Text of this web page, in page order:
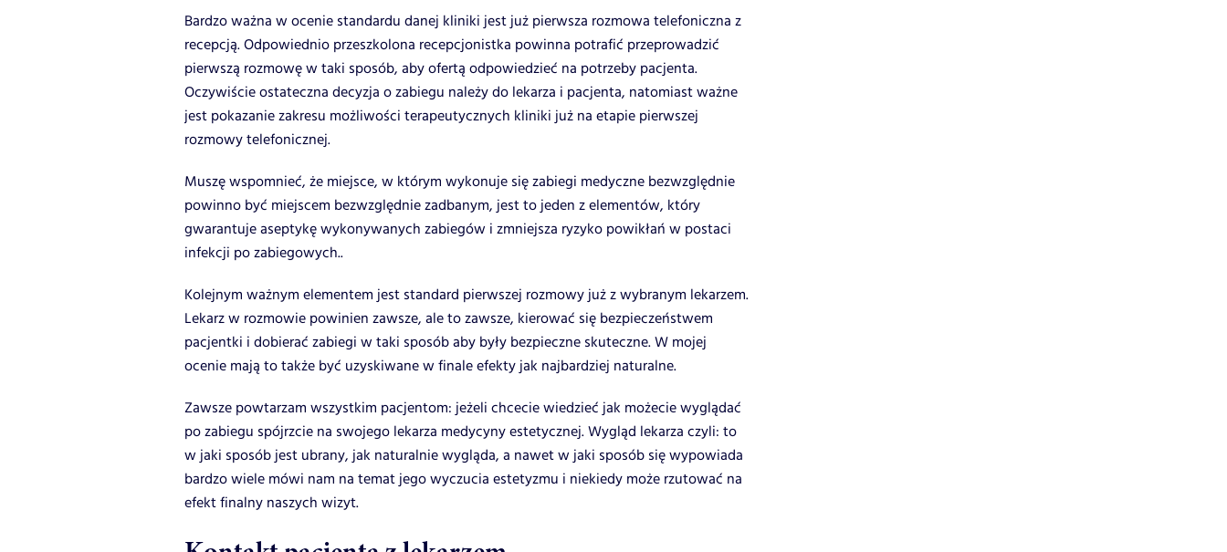
Bardzo ważna w ocenie standardu danej kliniki jest już pierwsza rozmowa telefoniczna z
recepcją. Odpowiednio przeszkolona recepcjonistka powinna potrafić przeprowadzić
pierwszą rozmowę w taki sposób, aby ofertą odpowiedzieć na potrzeby pacjenta.
Oczywiście ostateczna decyzja o zabiegu należy do lekarza i pacjenta, natomiast ważne
jest pokazanie zakresu możliwości terapeutycznych kliniki już na etapie pierwszej
rozmowy telefonicznej.
Muszę wspomnieć, że miejsce, w którym wykonuje się zabiegi medyczne bezwzględnie
powinno być miejscem bezwzględnie zadbanym, jest to jeden z elementów, który
gwarantuje aseptykę wykonywanych zabiegów i zmniejsza ryzyko powikłań w postaci
infekcji po zabiegowych..
Kolejnym ważnym elementem jest standard pierwszej rozmowy już z wybranym lekarzem.
Lekarz w rozmowie powinien zawsze, ale to zawsze, kierować się bezpieczeństwem
pacjentki i dobierać zabiegi w taki sposób aby były bezpieczne skuteczne. W mojej
ocenie mają to także być uzyskiwane w finale efekty jak najbardziej naturalne.
Zawsze powtarzam wszystkim pacjentom: jeżeli chcecie wiedzieć jak możecie wyglądać
po zabiegu spójrzcie na swojego lekarza medycyny estetycznej. Wygląd lekarza czyli: to
w jaki sposób jest ubrany, jak naturalnie wygląda, a nawet w jaki sposób się wypowiada
bardzo wiele mówi nam na temat jego wyczucia estetyzmu i niekiedy może rzutować na
efekt finalny naszych wizyt.